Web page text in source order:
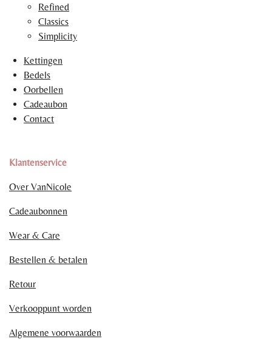
Refined
Classics
Simplicity
Kettingen
Bedels
Oorbellen
Cadeaubon
Contact
Klantenservice
Over VanNicole
Cadeaubonnen
Wear & Care
Bestellen & betalen
Retour
Verkooppunt worden
Algemene voorwaarden